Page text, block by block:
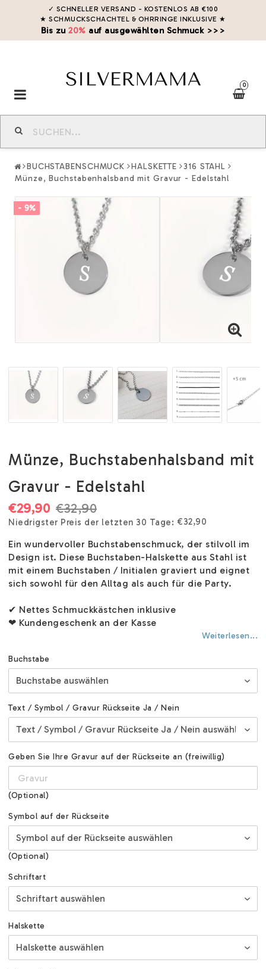
✓ SCHNELLER VERSAND - KOSTENLOS AB €100
★ SCHMUCKSCHACHTEL & OHRRINGE INKLUSIVE ★
Bis zu20% auf ausgewählten Schmuck >>>
0
Toggle
navigation
BUCHSTABENSCHMUCK HALSKETTE
316 STAHL
Münze, Buchstabenhalsband mit Gravur - Edelstahl
- 9%
Münze, Buchstabenhalsband mit
Gravur - Edelstahl
€32,90
€29,90
Niedrigster Preis der letzten 30 Tage €32,90
Ein wundervoller Buchstabenschmuck, der stilvoll im
Design ist. Diese Buchstaben-Halskette aus Stahl ist
mit einem Buchstaben / Initialen graviert und eignet
sich sowohl für den Alltag als auch für die Party.
✔ Nettes Schmuckkästchen inklusive
❤ Kundengeschenk an der Kasse
Weiterlesen...
Buchstabe
Text / Symbol / Gravur Rückseite Ja / Nein
Geben Sie Ihre Gravur auf der Rückseite an (freiwillig)
(Optional)
Symbol auf der Rückseite
(Optional)
Schriftart
Halskette